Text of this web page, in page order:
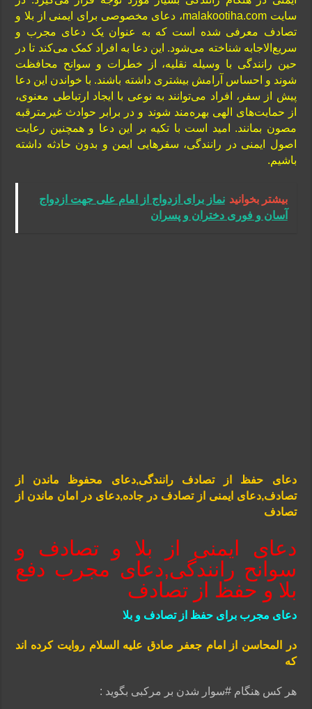
سایت malakootiha.com، دعای مخصوصی برای ایمنی از بلا و
تصادف معرفی شده است که به عنوان یک دعای مجرب و
سریع‌الاجابه شناخته می‌شود. این دعا به افراد کمک می‌کند تا در
حین رانندگی با وسیله نقلیه، از خطرات و سوانح محافظت
شوند و احساس آرامش بیشتری داشته باشند. با خواندن این دعا
پیش از سفر، افراد می‌توانند به نوعی با ایجاد ارتباطی معنوی،
از حمایت‌های الهی بهره‌مند شوند و در برابر حوادث غیرمترقبه
مصون بمانند. امید است با تکیه بر این دعا و همچنین رعایت
اصول ایمنی در رانندگی، سفرهایی ایمن و بدون حادثه داشته
باشیم.
بیشتر بخوانید نماز برای ازدواج از امام علی جهت ازدواج
آسان و فوری دختران و پسران
دعای حفظ از تصادف رانندگی,دعای محفوظ ماندن از
تصادف,دعای ایمنی از تصادف در جاده,دعای در امان ماندن از
تصادف
دعای ایمنی از بلا و تصادف و
سوانح رانندگی,دعای مجرب دفع
بلا و حفظ از تصادف
دعای مجرب برای حفظ از تصادف و بلا
در المحاسن از امام جعفر صادق علیه السلام روایت کرده اند
که
هر کس هنگام #سوار شدن بر مرکبی بگوید :